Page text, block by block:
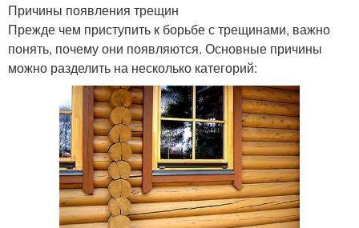
Причины появления трещин
Прежде чем приступить к борьбе с трещинами, важно
понять, почему они появляются. Основные причины
можно разделить на несколько категорий: